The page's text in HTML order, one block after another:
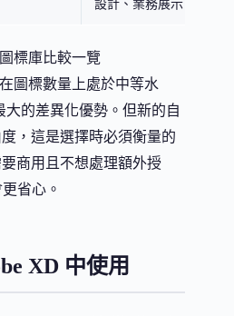
設計、業務展示
標庫比較一覽
圖標數量上處於中等水
大的差異化優勢。但新的自
，這是選擇時必須衡量的
商用且不想處理額外授
省心。
XD 中使用